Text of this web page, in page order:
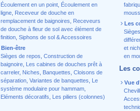
Écoulement en un point Écoulement en
ligne Receveur de douche en
remplacement de baignoires
Receveurs
de douche à fleur de sol avec élément de
finition Siphons de sol & Accessoires
Bien-être
Sièges de repos Construction de
baignoire
Les cabines de douches prêt à
carreler, Niches Banquettes Cloisons de
séparation Variantes de banquettes
Le
système modulaire pour hammam
Eléments décoratifs
Les piliers (colonnes)
Les
et
en
Les
Vue